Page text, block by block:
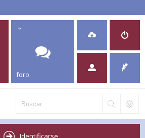
foro
Identificarse